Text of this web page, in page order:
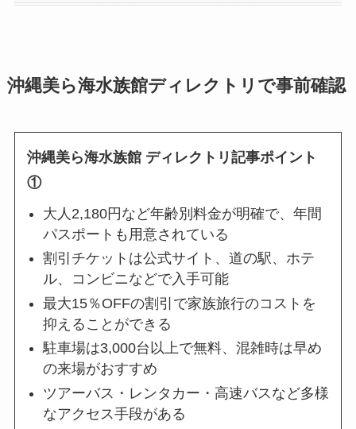
沖縄美ら海水族館ディレクトリで事前確認
沖縄美ら海水族館 ディレクトリ記事ポイント
①
大人2,180円など年齢別料金が明確で、年間
パスポートも用意されている
割引チケットは公式サイト、道の駅、ホテ
ル、コンビニなどで入手可能
最大15％OFFの割引で家族旅行のコストを
抑えることができる
駐車場は3,000台以上で無料、混雑時は早め
の来場がおすすめ
ツアーバス・レンタカー・高速バスなど多様
なアクセス手段がある